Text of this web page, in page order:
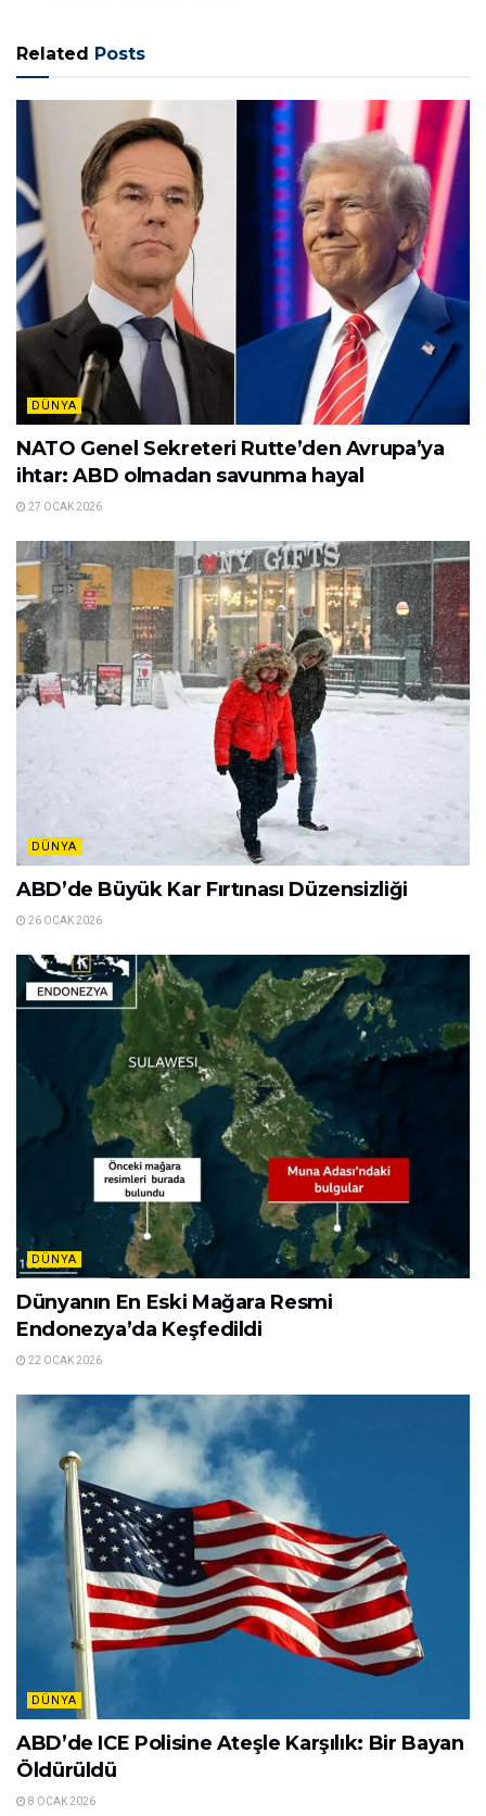
Related Posts
DÜNYA
NATO Genel Sekreteri Rutte’den Avrupa’ya
ihtar: ABD olmadan savunma hayal
27 OCAK 2026
DÜNYA
ABD’de Büyük Kar Fırtınası Düzensizliği
26 OCAK 2026
DÜNYA
Dünyanın En Eski Mağara Resmi
Endonezya’da Keşfedildi
22 OCAK 2026
DÜNYA
ABD’de ICE Polisine Ateşle Karşılık: Bir Bayan
Öldürüldü
8 OCAK 2026